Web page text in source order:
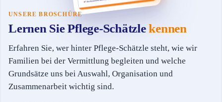
UNSERE BROSCHÜRE
Lernen Sie Pflege-Schätzlekennen
Erfahren Sie, wer hinter Pflege-Schätzle steht, wie wir
Familien bei der Vermittlung begleiten und welche
Grundsätze uns bei Auswahl, Organisation und
Zusammenarbeit wichtig sind.